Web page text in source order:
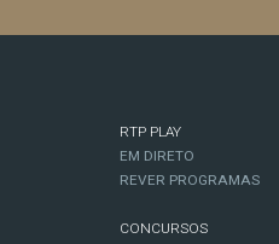
RTP PLAY
EM DIRETO
REVER PROGRAMAS
CONCURSOS